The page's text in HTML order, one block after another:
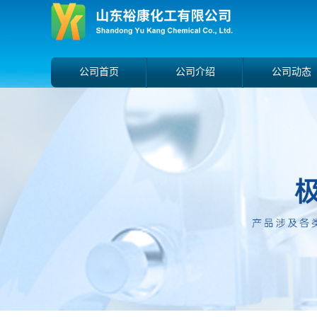
公司首页 公司介绍 公司动态